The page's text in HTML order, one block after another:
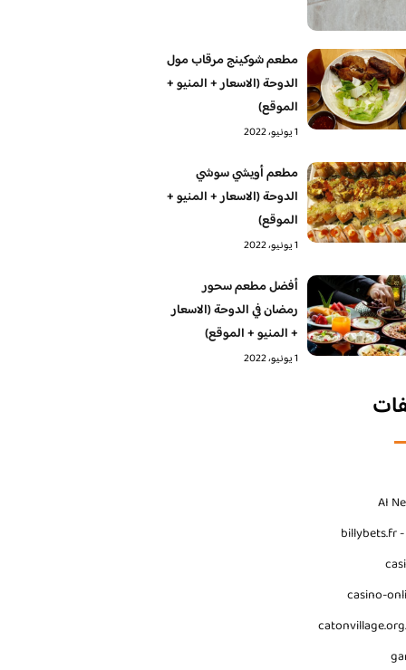
مطعم شوكينج مرقاب مول
الدوحة (الاسعار + المنيو +
الموقع)
1 يونيو، 2022
مطعم أويشي سوشي
الدوحة (الاسعار + المنيو +
الموقع)
1 يونيو، 2022
أفضل مطعم سحور
رمضان في الدوحة (الاسعار
+ المنيو + الموقع)
1 يونيو، 2022
AI
billybets.fr -
casino-